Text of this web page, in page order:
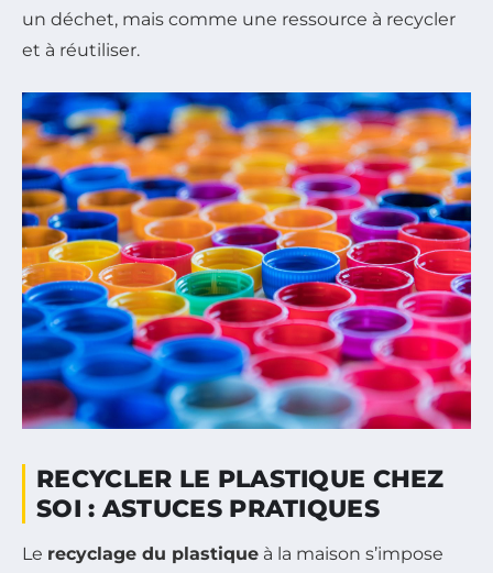
un déchet, mais comme une ressource à recycler
et à réutiliser.
RECYCLER LE PLASTIQUE CHEZ
SOI : ASTUCES PRATIQUES
Le recyclage du plastique à la maison s’impose